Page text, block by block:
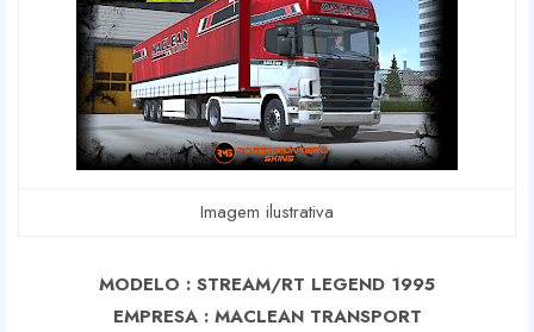
Imagem ilustrativa
MODELO : STREAM/RT LEGEND 1995
EMPRESA : MACLEAN TRANSPORT